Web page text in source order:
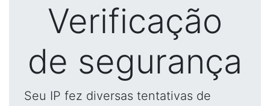
Verificação
de segurança
Seu IP fez diversas tentativas de